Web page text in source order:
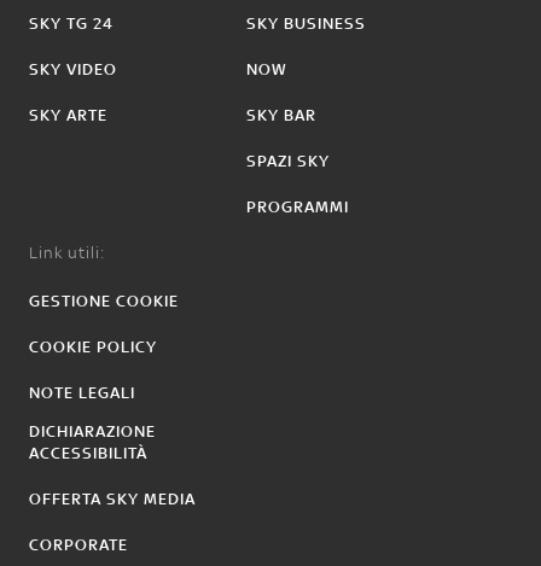
SKY TG 24
SKY VIDEO
SKY ARTE
SKY BUSINESS
NOW
SKY BAR
SPAZI SKY
PROGRAMMI
Link utili:
GESTIONE COOKIE
COOKIE POLICY
NOTE LEGALI
DICHIARAZIONE
ACCESSIBILITÀ
OFFERTA SKY MEDIA
CORPORATE